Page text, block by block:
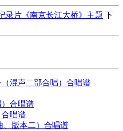
录片《南京长江大桥》主题 下
混声二部合唱）合唱谱
合唱谱
唱谱
、版本二）合唱谱